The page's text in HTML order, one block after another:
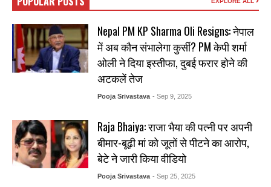
Nepal PM KP Sharma Oli Resigns: नेपाल
में अब कौन संभालेगा कुर्सी? PM केपी शर्मा
ओली ने दिया इस्तीफा, दुबई फरार होने की
अटकलें तेज
Pooja Srivastava - Sep 9, 2025
Raja Bhaiya: राजा भैया की पत्नी पर अपनी
बीमार-बूढ़ी मां को जूतों से पीटने का आरोप,
बेटे ने जारी किया वीडियो
Pooja Srivastava - Sep 25, 2025